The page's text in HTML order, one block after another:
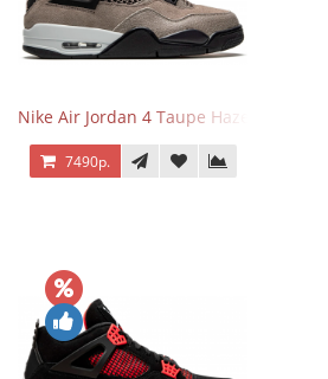
Nike Air Jordan 4 Taupe Haze
7490р.